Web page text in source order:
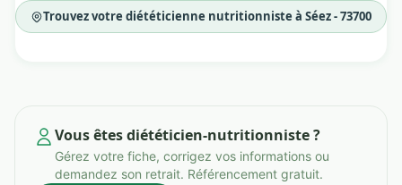
Trouvez votre diététicienne nutritionniste à Séez - 73700
Vous êtes diététicien-nutritionniste ?
Gérez votre fiche, corrigez vos informations ou
demandez son retrait. Référencement gratuit.